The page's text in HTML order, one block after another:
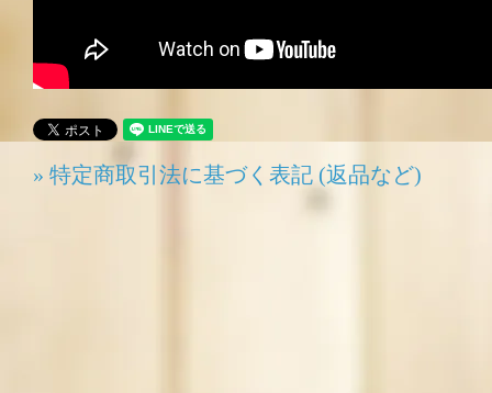
» 特定商取引法に基づく表記 (返品など)